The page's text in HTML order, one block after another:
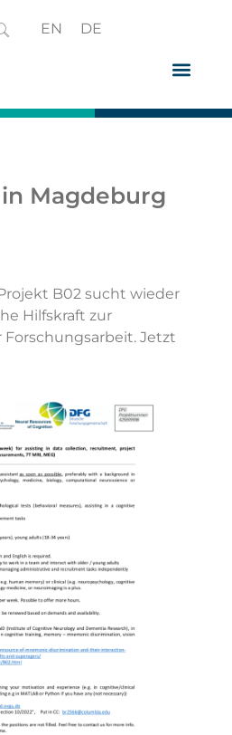
EN DE
Magdeburg
B02sucht wieder
Hilfskraft zur
Jetzt